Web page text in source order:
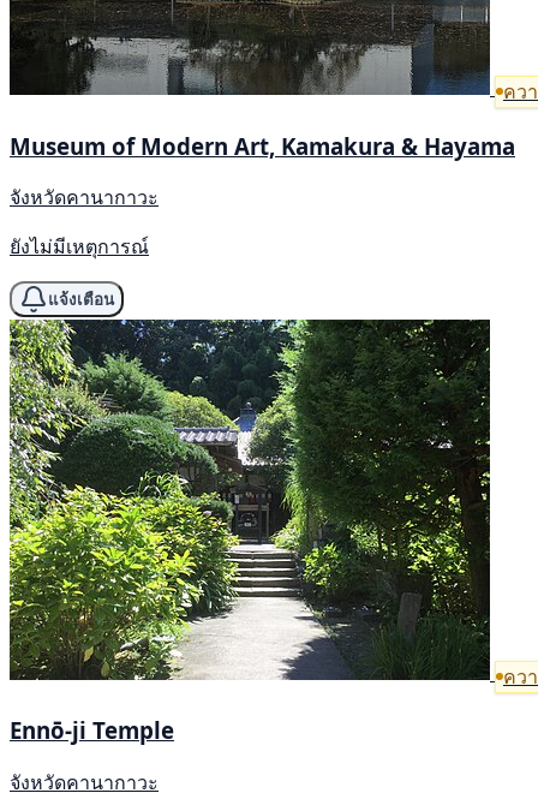
คว
Museum of Modern Art, Kamakura & Hayama
จังหวัดคานากาวะ
ยังไม่มีเหตุการณ์
แจ้งเตือน
คว
Ennō-ji Temple
จังหวัดคานากาวะ